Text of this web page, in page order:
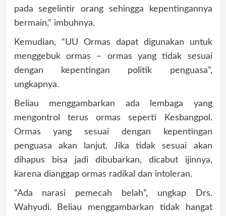
pada segelintir orang sehingga kepentingannya
bermain,” imbuhnya.
Kemudian, “UU Ormas dapat digunakan untuk
menggebuk ormas – ormas yang tidak sesuai
dengan kepentingan politik penguasa”,
ungkapnya.
Beliau menggambarkan ada lembaga yang
mengontrol terus ormas seperti Kesbangpol.
Ormas yang sesuai dengan kepentingan
penguasa akan lanjut. Jika tidak sesuai akan
dihapus bisa jadi dibubarkan, dicabut ijinnya,
karena dianggap ormas radikal dan intoleran.
“Ada narasi pemecah belah”, ungkap Drs.
Wahyudi. Beliau menggambarkan tidak hangat